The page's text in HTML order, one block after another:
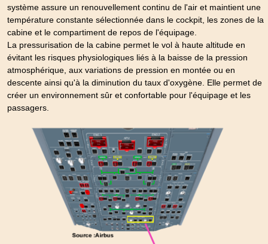
système assure un renouvellement continu de l'air et maintient une
température constante sélectionnée dans le cockpit, les zones de la
cabine et le compartiment de repos de l'équipage.
La pressurisation de la cabine permet le vol à haute altitude en
évitant les risques physiologiques liés à la baisse de la pression
atmosphérique, aux variations de pression en montée ou en
descente ainsi qu'à la diminution du taux d'oxygène. Elle permet de
créer un environnement sûr et confortable pour l'équipage et les
passagers.